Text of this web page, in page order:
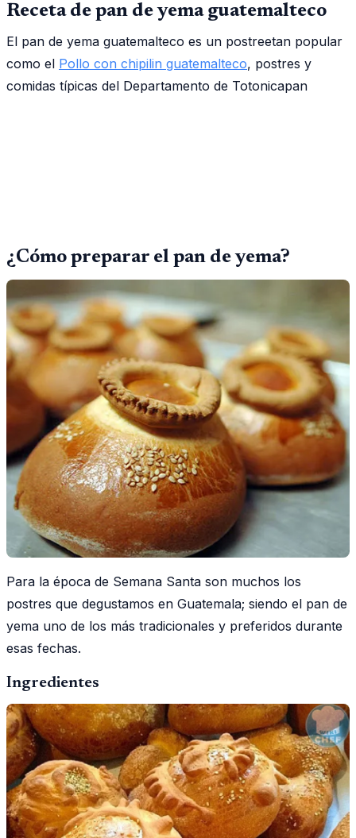
Receta de pan de yema guatemalteco
El pan de yema guatemalteco es un postreetan popular
como el Pollo con chipilin guatemalteco, postres y
comidas típicas del Departamento de Totonicapan
¿Cómo preparar el pan de yema?
Para la época de Semana Santa son muchos los
postres que degustamos en Guatemala; siendo el pan de
yema uno de los más tradicionales y preferidos durante
esas fechas.
Ingredientes